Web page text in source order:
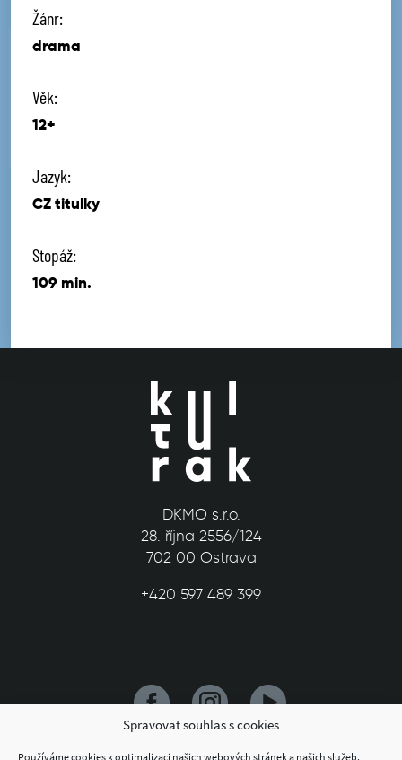
Spravovat souhlas s cookies
Používáme cookies k optimalizaci našich webových stránek a našich služeb.
Žánr:
drama
Věk:
12+
Jazyk:
CZ titulky
Stopáž:
109 min.
DKMO s.r.o.
28. října 2556/124
702 00 Ostrava
+420 597 489 399